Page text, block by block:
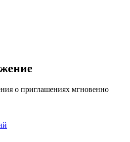
о приглашениях мгновенно